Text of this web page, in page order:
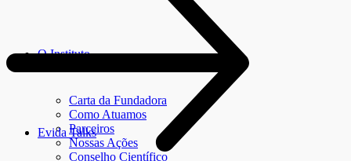
O Instituto
Carta da Fundadora
Como Atuamos
Parceiros
Nossas Ações
Conselho Científico
Evida Talks